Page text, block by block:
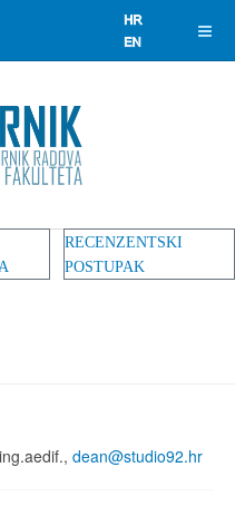
RECENZENTSKI
POSTUPAK
dean@studio92.hr